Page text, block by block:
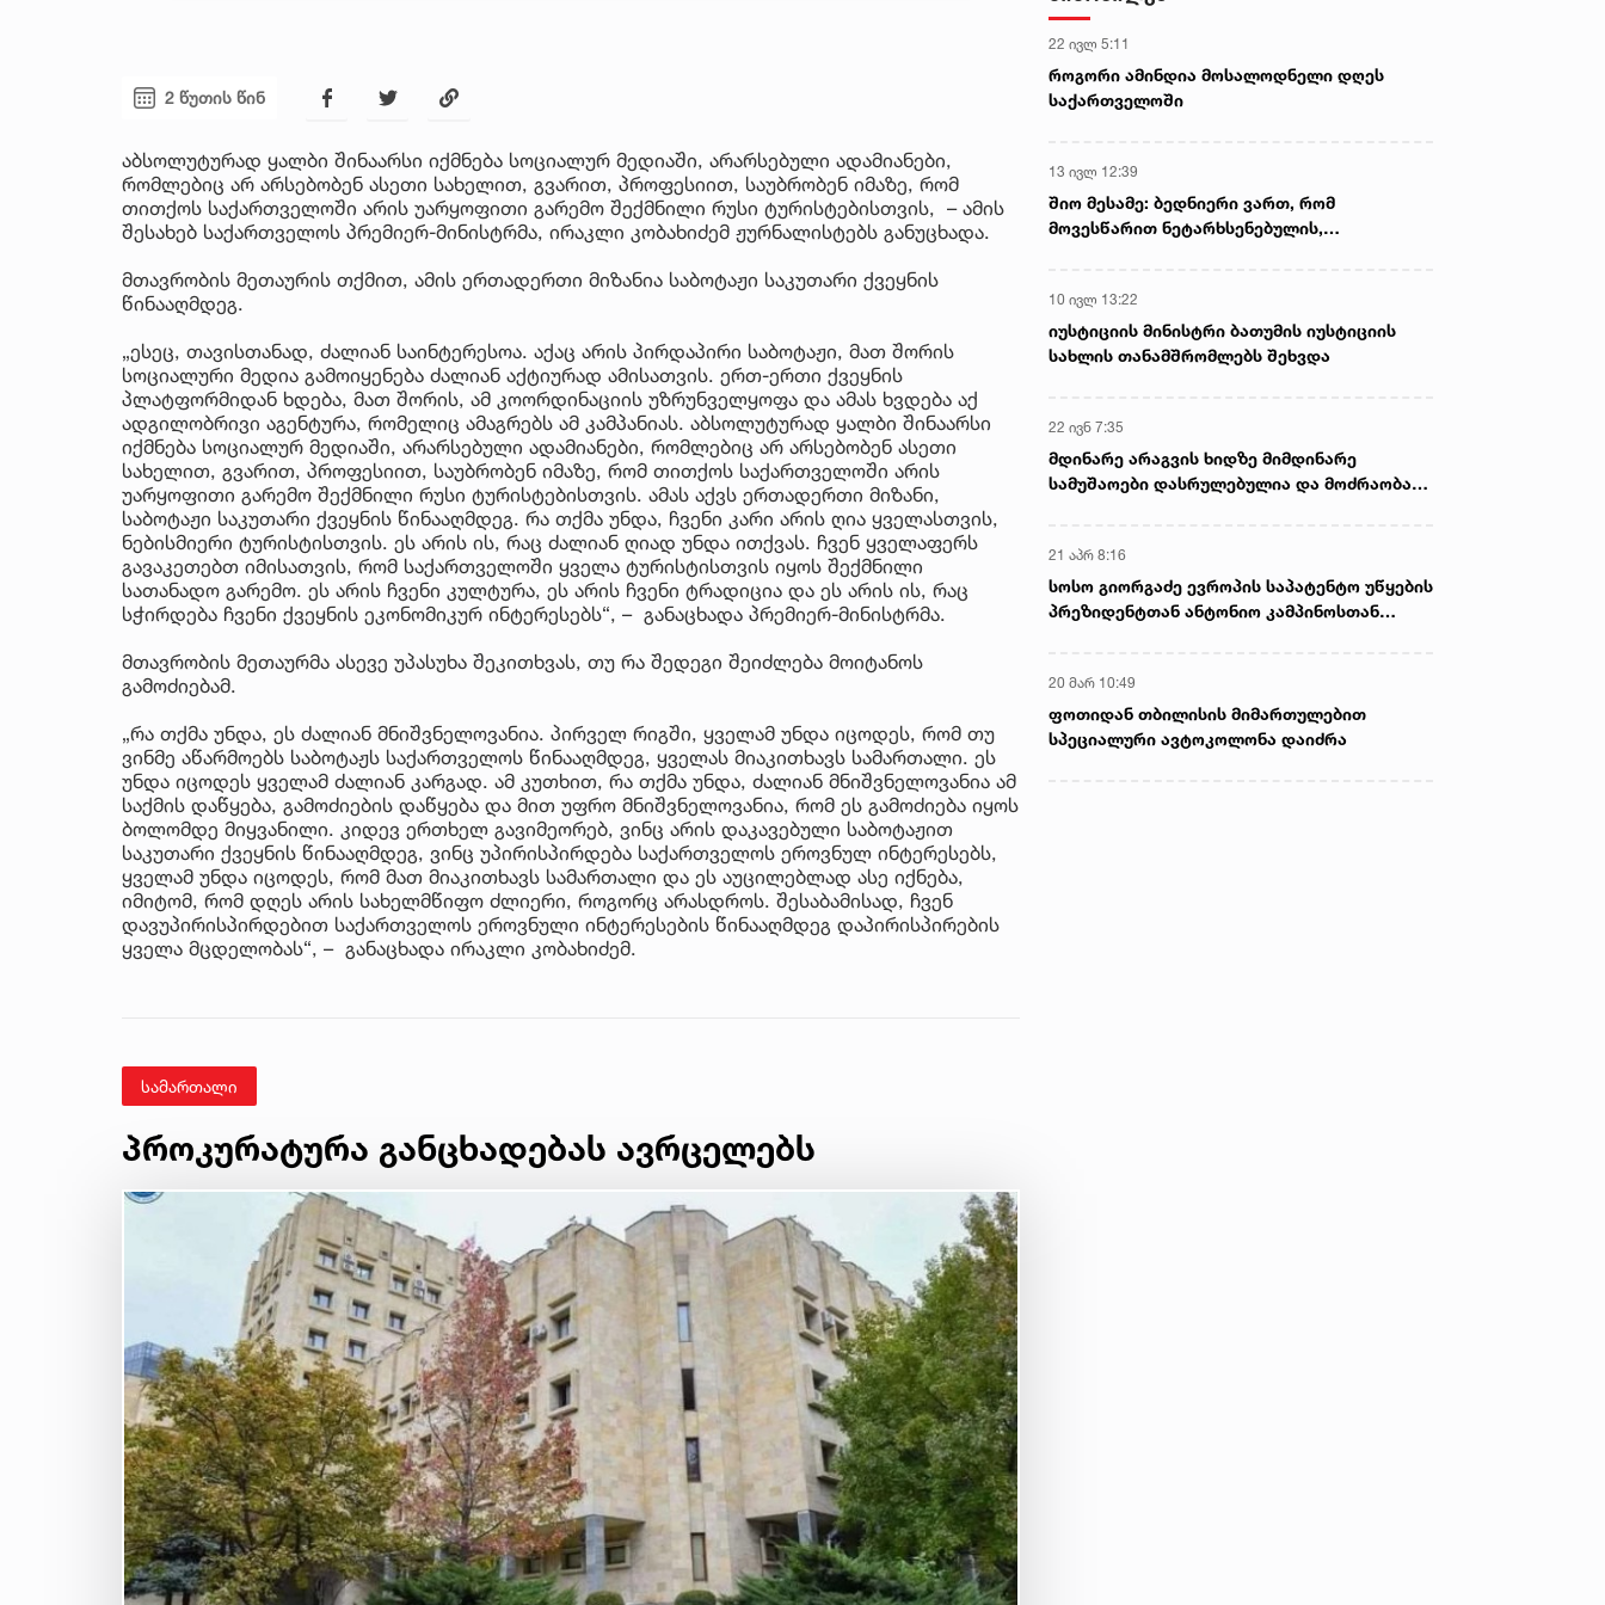
2 წუთის წინ
აბსოლუტურად ყალბი შინაარსი იქმნება სოციალურ მედიაში, არარსებული ადამიანები,
რომლებიც არ არსებობენ ასეთი სახელით, გვარით, პროფესიით, საუბრობენ იმაზე, რომ
თითქოს საქართველოში არის უარყოფითი გარემო შექმნილი რუსი ტურისტებისთვის, – ამის
შესახებ საქართველოს პრემიერ-მინისტრმა, ირაკლი კობახიძემ ჟურნალისტებს განუცხადა.
მთავრობის მეთაურის თქმით, ამის ერთადერთი მიზანია საბოტაჟი საკუთარი ქვეყნის
წინააღმდეგ.
„ესეც, თავისთანად, ძალიან საინტერესოა. აქაც არის პირდაპირი საბოტაჟი, მათ შორის
სოციალური მედია გამოიყენება ძალიან აქტიურად ამისათვის. ერთ-ერთი ქვეყნის
პლატფორმიდან ხდება, მათ შორის, ამ კოორდინაციის უზრუნველყოფა და ამას ხვდება აქ
ადგილობრივი აგენტურა, რომელიც ამაგრებს ამ კამპანიას. აბსოლუტურად ყალბი შინაარსი
იქმნება სოციალურ მედიაში, არარსებული ადამიანები, რომლებიც არ არსებობენ ასეთი
სახელით, გვარით, პროფესიით, საუბრობენ იმაზე, რომ თითქოს საქართველოში არის
უარყოფითი გარემო შექმნილი რუსი ტურისტებისთვის. ამას აქვს ერთადერთი მიზანი,
საბოტაჟი საკუთარი ქვეყნის წინააღმდეგ. რა თქმა უნდა, ჩვენი კარი არის ღია ყველასთვის,
ნებისმიერი ტურისტისთვის. ეს არის ის, რაც ძალიან ღიად უნდა ითქვას. ჩვენ ყველაფერს
გავაკეთებთ იმისათვის, რომ საქართველოში ყველა ტურისტისთვის იყოს შექმნილი
სათანადო გარემო. ეს არის ჩვენი კულტურა, ეს არის ჩვენი ტრადიცია და ეს არის ის, რაც
სჭირდება ჩვენი ქვეყნის ეკონომიკურ ინტერესებს“, – განაცხადა პრემიერ-მინისტრმა.
მთავრობის მეთაურმა ასევე უპასუხა შეკითხვას, თუ რა შედეგი შეიძლება მოიტანოს
გამოძიებამ.
„რა თქმა უნდა, ეს ძალიან მნიშვნელოვანია. პირველ რიგში, ყველამ უნდა იცოდეს, რომ თუ
ვინმე აწარმოებს საბოტაჟს საქართველოს წინააღმდეგ, ყველას მიაკითხავს სამართალი. ეს
უნდა იცოდეს ყველამ ძალიან კარგად. ამ კუთხით, რა თქმა უნდა, ძალიან მნიშვნელოვანია ამ
საქმის დაწყება, გამოძიების დაწყება და მით უფრო მნიშვნელოვანია, რომ ეს გამოძიება იყოს
ბოლომდე მიყვანილი. კიდევ ერთხელ გავიმეორებ, ვინც არის დაკავებული საბოტაჟით
საკუთარი ქვეყნის წინააღმდეგ, ვინც უპირისპირდება საქართველოს ეროვნულ ინტერესებს,
ყველამ უნდა იცოდეს, რომ მათ მიაკითხავს სამართალი და ეს აუცილებლად ასე იქნება,
იმიტომ, რომ დღეს არის სახელმწიფო ძლიერი, როგორც არასდროს. შესაბამისად, ჩვენ
დავუპირისპირდებით საქართველოს ეროვნული ინტერესების წინააღმდეგ დაპირისპირების
ყველა მცდელობას“, – განაცხადა ირაკლი კობახიძემ.
სამართალი
პროკურატურა განცხადებას ავრცელებს
22 ივლ 5:11
როგორი ამინდია მოსალოდნელი დღეს
საქართველოში
13 ივლ 12:39
შიო მესამე: ბედნიერი ვართ, რომ
მოვესწარით ნეტარხსენებულის,
10 ივლ 13:22
იუსტიციის მინისტრი ბათუმის იუსტიციის
სახლის თანამშრომლებს შეხვდა
22 ივნ 7:35
მდინარე არაგვის ხიდზე მიმდინარე
სამუშაოები დასრულებულია და მოძრაობა
21 აპრ 8:16
სოსო გიორგაძე ევროპის საპატენტო უწყების
პრეზიდენტთან ანტონიო კამპინოსთან
20 მარ 10:49
ფოთიდან თბილისის მიმართულებით
სპეციალური ავტოკოლონა დაიძრა